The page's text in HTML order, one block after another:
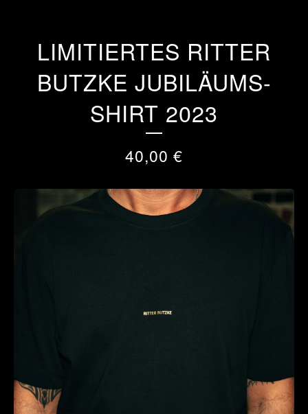
LIMITIERTES RITTER
BUTZKE JUBILÄUMS-
SHIRT 2023
40,00 €